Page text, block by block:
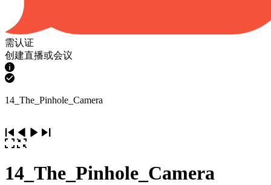
需认证
创建直播或会议
14_The_Pinhole_Camera
14_The_Pinhole_Camera